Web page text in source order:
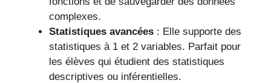
complexes.
Statistiques avancées : Elle supporte des
statistiques à 1 et 2 variables. Parfait pour
les élèves qui étudient des statistiques
descriptives ou inférentielles.